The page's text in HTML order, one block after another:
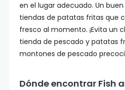
en el lugar adecuado. Un
tiendas de patatas fritas que
fresco al momento. ¡Evita un
tienda de pescado y patatas
montones de pescado
Dónde encontrar Fish